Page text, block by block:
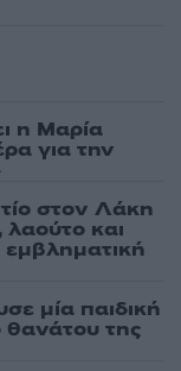
η Μαρία
για την
στον Λάκη
και
μία παιδική
θανάτου της